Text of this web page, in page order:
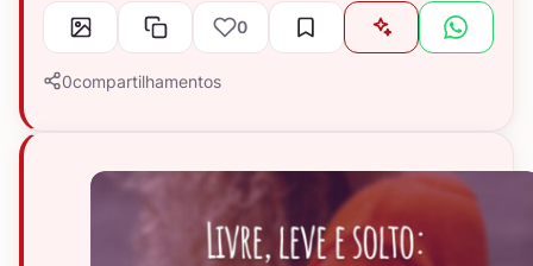
0
0compartilhamentos